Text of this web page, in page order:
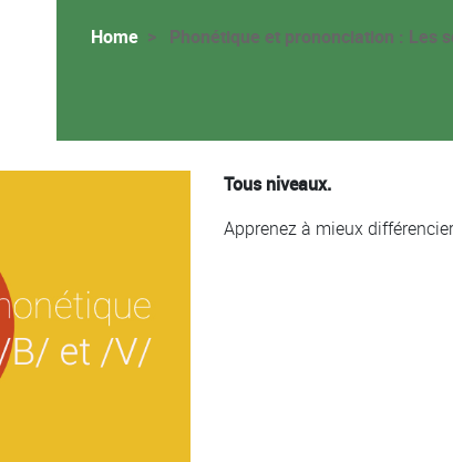
Home Phonétique et prononciation : Les
Tous niveaux.
Apprenez à mieux